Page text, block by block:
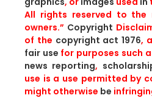
All rights reserved to the
owners.” Copyright
of the copyright act 1976,
fair use for purposes such
news reporting,
use is a use permitted by
might otherwise be